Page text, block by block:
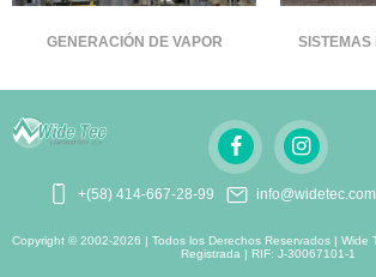
GENERACIÓN DE VAPOR SISTEMAS
+(58) 414-667-28-99
Copyright © 2002-2026 | Todos los Derechos Reservados | Wide
Registrada | RIF: J-30067101-1